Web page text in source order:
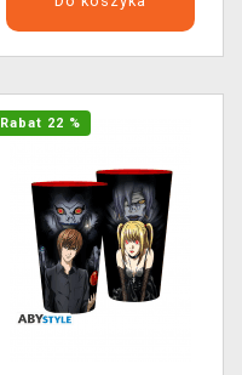
Rabat 22 %